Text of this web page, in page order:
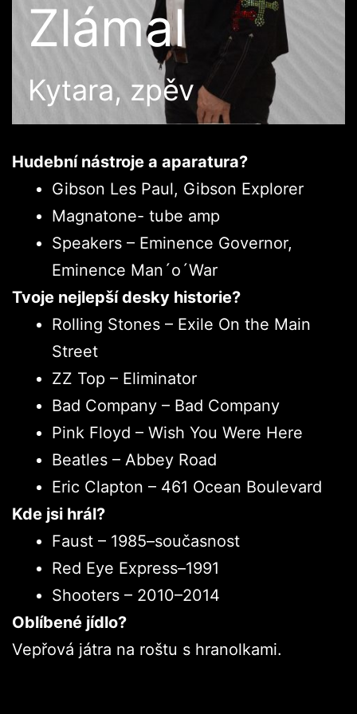
Zlámal
Kytara, zpěv
Hudební nástroje a aparatura?
Gibson Les Paul, Gibson Explorer
Magnatone- tube amp
Speakers – Eminence Governor,
Eminence Man´o´War
Tvoje nejlepší desky historie?
Rolling Stones – Exile On the Main
Street
ZZ Top – Eliminator
Bad Company – Bad Company
Pink Floyd – Wish You Were Here
Beatles – Abbey Road
Eric Clapton – 461 Ocean Boulevard
Kde jsi hrál?
Faust – 1985–současnost
Red Eye Express–1991
Shooters – 2010–2014
Oblíbené jídlo?
Vepřová játra na roštu s hranolkami.